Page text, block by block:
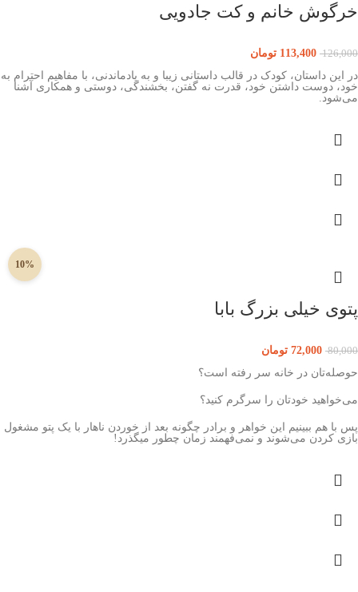
خرگوش خانم و کت جادویی
126,000
113,400 تومان
در این داستان، کودک در قالب داستانی زیبا و به یادماندنی، با مفاهیم احترام به
خود، دوست داشتن خود، قدرت نه گفتن، بخشندگی، دوستی و همکاری آشنا
می‌شود.
10%
پتوی خیلی بزرگ بابا
80,000
72,000 تومان
حوصله‌تان در خانه سر رفته است؟
می‌خواهید خودتان را سرگرم کنید؟
پس با هم ببینیم این خواهر و برادر چگونه بعد از خوردن ناهار با یک پتو مشغول
بازی کردن می‌شوند و نمی‌فهمند زمان چطور میگذرد!